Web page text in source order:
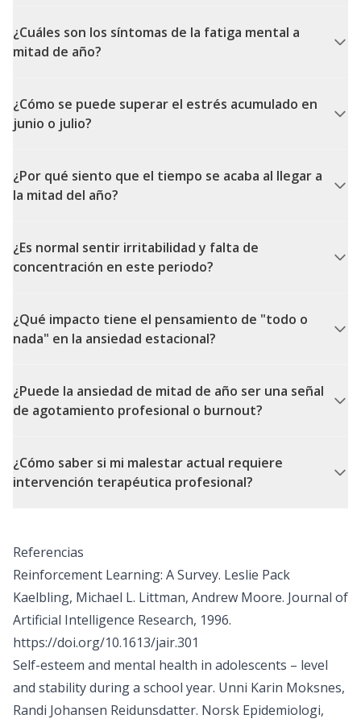
¿Cuáles son los síntomas de la fatiga mental a
mitad de año?
¿Cómo se puede superar el estrés acumulado en
junio o julio?
¿Por qué siento que el tiempo se acaba al llegar a
la mitad del año?
¿Es normal sentir irritabilidad y falta de
concentración en este periodo?
¿Qué impacto tiene el pensamiento de "todo o
nada" en la ansiedad estacional?
¿Puede la ansiedad de mitad de año ser una señal
de agotamiento profesional o burnout?
¿Cómo saber si mi malestar actual requiere
intervención terapéutica profesional?
Referencias
Reinforcement Learning: A Survey. Leslie Pack
Kaelbling, Michael L. Littman, Andrew Moore. Journal of
Artificial Intelligence Research, 1996.
https://doi.org/10.1613/jair.301
Self-esteem and mental health in adolescents – level
and stability during a school year. Unni Karin Moksnes,
Randi Johansen Reidunsdatter. Norsk Epidemiologi,